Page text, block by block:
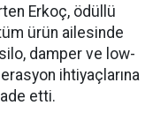
Erkoç, ödüllü
ürün ailesinde
damper ve low­
ihtiyaçlarına
etti.